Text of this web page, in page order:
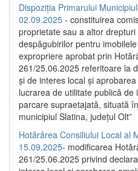
Dispoziția Primarului
02.09.2025 - constituirea
proprietate sau a altor
despăgubirilor pentru
expropriere aprobat prin
261/25.06.2025 referitoare la
și de interes local și
lucrarea de utilitate publică de
parcare supraetajată, situată
municipiul Slatina, județul Olt”
Hotărârea Consiliului Local al
15.09.2025- modificarea
261/25.06.2025 privind